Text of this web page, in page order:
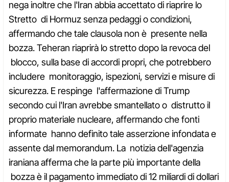
nega inoltre che l'Iran abbia accettato di riaprire lo
Stretto di Hormuz senza pedaggi o condizioni,
affermando che tale clausola non è presente nella
bozza. Teheran riaprirà lo stretto dopo la revoca del
blocco, sulla base di accordi propri, che potrebbero
includere monitoraggio, ispezioni, servizi e misure di
sicurezza. E respinge l'affermazione di Trump
secondo cui l'Iran avrebbe smantellato o distrutto il
proprio materiale nucleare, affermando che fonti
informate hanno definito tale asserzione infondata e
assente dal memorandum. La notizia dell'agenzia
iraniana afferma che la parte più importante della
bozza è il pagamento immediato di 12 miliardi di dollari